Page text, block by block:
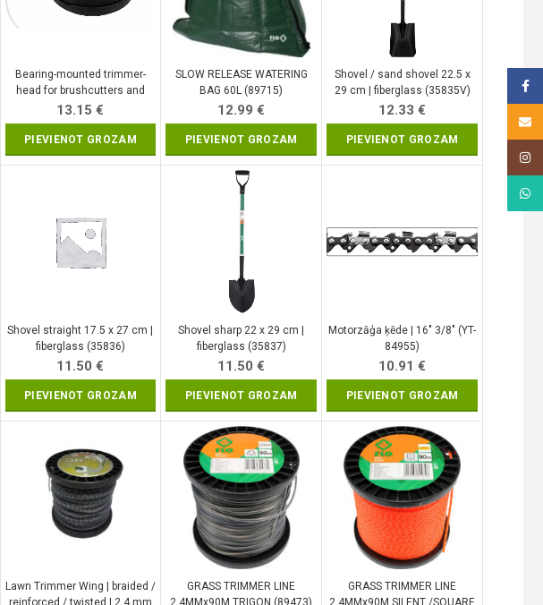
Bearing-mounted trimmer-
head for brushcutters and
trimmers (YT-85121)
13.15€
PIEVIENOT GROZAM
SLOW RELEASE WATERING
BAG 60L (89715)
12.99€
PIEVIENOT GROZAM
Shovel / sand shovel 22.5 х
29 cm | fiberglass (35835V)
12.33€
PIEVIENOT GROZAM
Shovel straight 17.5 x 27 cm |
fiberglass (35836)
11.50€
PIEVIENOT GROZAM
Shovel sharp 22 x 29 cm |
fiberglass (35837)
11.50€
PIEVIENOT GROZAM
Motorzāģa ķēde | 16″ 3/8″ (YT-
84955)
10.91€
PIEVIENOT GROZAM
Lawn Trimmer Wing | braided /
GRASS TRIMMER LINE
GRASS TRIMMER LINE
Email